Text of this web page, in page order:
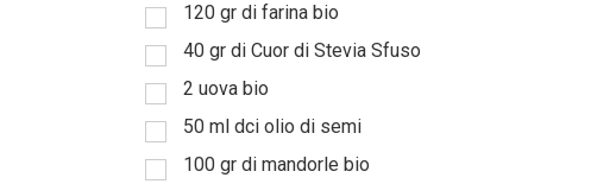
120 gr di farina bio
40 gr di Cuor di Stevia Sfuso
2 uova bio
50 ml dci olio di semi
100 gr di mandorle bio